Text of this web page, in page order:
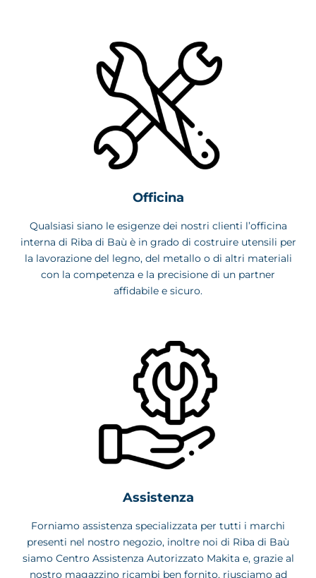
Officina
Qualsiasi siano le esigenze dei nostri clienti l’officina
interna di Riba di Baù è in grado di costruire utensili per
la lavorazione del legno, del metallo o di altri materiali
con la competenza e la precisione di un partner
affidabile e sicuro.
Assistenza
Forniamo assistenza specializzata per tutti i marchi
presenti nel nostro negozio, inoltre noi di Riba di Baù
siamo Centro Assistenza Autorizzato Makita e, grazie al
nostro magazzino ricambi ben fornito, riusciamo ad